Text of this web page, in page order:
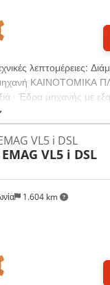
λεπτομέρειες:
μηχανή
· Έδρα μηχανής με
άμμου στο καλούπι ·
οδηγοί και
· Άμεσα συστήματα
· Υψηλή δυναμική σε
τόρνων ατράκτου με
και αφαίρεση της
μονάδας
DIN 55026 ·
1.604 km
VL5 i DSL
EMAG VL5 i DSL